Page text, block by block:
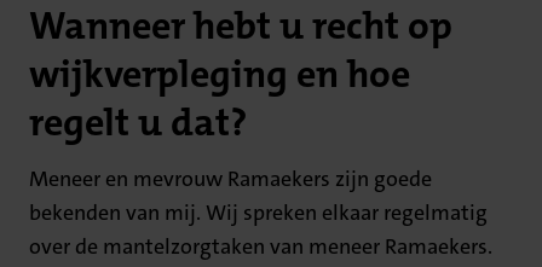
Wanneer hebt u recht op
wijkverpleging en hoe
regelt u dat?
Meneer en mevrouw Ramaekers zijn goede
bekenden van mij. Wij spreken elkaar regelmatig
over de mantelzorgtaken van meneer Ramaekers.